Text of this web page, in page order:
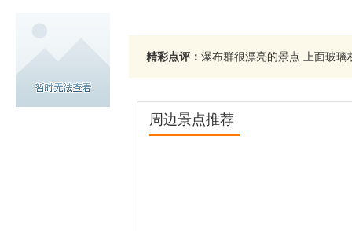
精彩点评： 瀑布群很漂亮的景点 上面玻
周边景点推荐